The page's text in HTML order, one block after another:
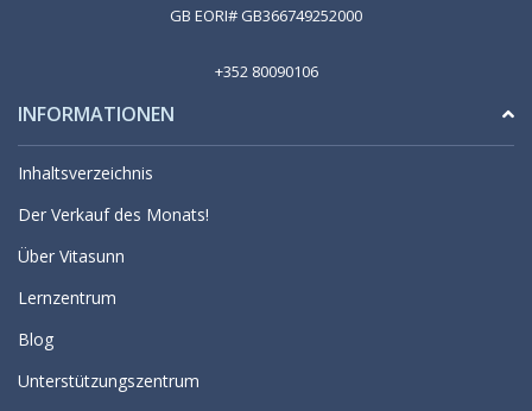
GB EORI# GB366749252000
+352 80090106
INFORMATIONEN
Inhaltsverzeichnis
Der Verkauf des Monats!
Über Vitasunn
Lernzentrum
Blog
Unterstützungszentrum